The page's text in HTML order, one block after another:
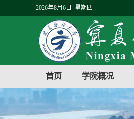
2026年8月6日 星期四
首页 学院概况